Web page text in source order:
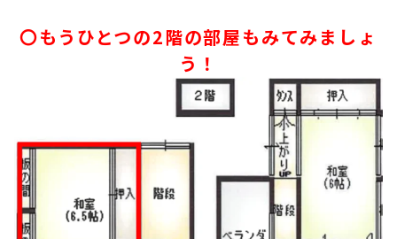
〇もうひとつの2階の部屋もみてみましょ
う！